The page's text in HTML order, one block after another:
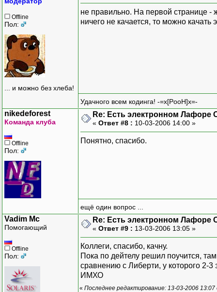
Offline
Пол:
... и можно без хлеба!
не правильно. На первой странице -
ничего не качается, то можно качать
Удачного всем кодинга! -=x[PooH]x=-
nikedeforest
Команда клуба
Offline
Пол:
Re: Есть электронном Лафоре
« Ответ #8 : 10-03-2006 14:00 »
Понятно, спасибо.
ещё один вопрос ...
Vadim Mc
Помогающий
Offline
Пол:
Re: Есть электронном Лафоре
« Ответ #9 : 13-03-2006 13:05 »
Коллеги, спасибо, качну.
Пока по дейтелу решил поучится,
сравнению с Либерти, у которого 2-
ИМХО
« Последнее редактирование: 13-03-2006 13:07